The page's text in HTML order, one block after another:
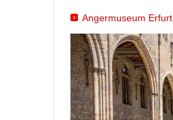
Angermuseum Erfurt